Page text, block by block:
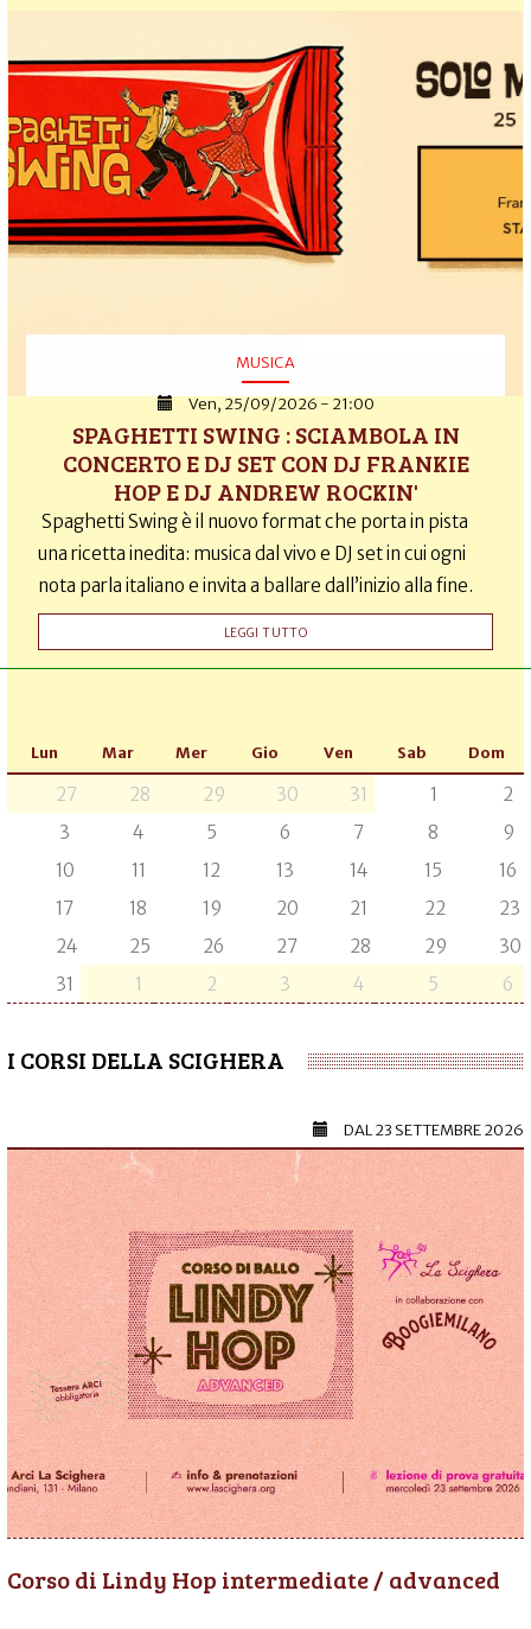
MUSICA
Ven, 25/09/2026 - 21:00
SPAGHETTI SWING : SCIAMBOLA IN
CONCERTO E DJ SET CON DJ FRANKIE
HOP E DJ ANDREW ROCKIN'
Spaghetti Swing è il nuovo format che porta in pista
una ricetta inedita: musica dal vivo e DJ set in cui ogni
nota parla italiano e invita a ballare dall’inizio alla fine.
LEGGI TUTTO
Lun Mar Mer Gio Ven Sab Dom
27 28 29 30 31 1
2
3
4 5 6 7 8
9
10
11 12 13 14 15
16
17
18 19 20 21 22
23
24
25 26 27 28 29
30
31
1 2 3 4 5 6
I CORSI DELLA SCIGHERA
DAL23 SETTEMBRE 2026
Corso di Lindy Hop intermediate / advanced